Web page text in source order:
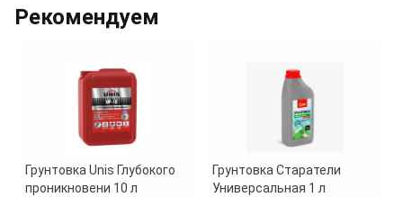
Рекомендуем
Грунтовка Unis Глубокого
проникновени 10 л
Грунтовка Старатели
Универсальная 1 л
of
17